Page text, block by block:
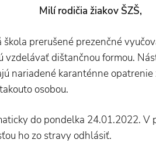
Milí rodičia žiakov ŠZŠ,
škola prerušené prezenčné
vzdelávať dištančnou formou.
nariadené karanténne
osobou.
do pondelka 24.01.2022. V
ho zo stravy odhlásiť.